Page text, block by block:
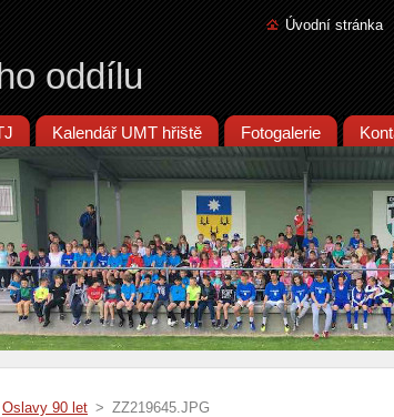
Úvodní stránka
oddílu
Kalendář UMT hřiště Fotogalerie
Oslavy 90 let > ZZ219645.JPG